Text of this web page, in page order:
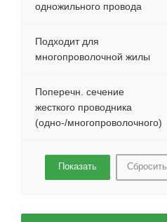
одножильного провода
Подходит для
многопроволочной жилы
Поперечн. сечение
жесткого проводника
(одно-/многопроволочного)
Сбросить